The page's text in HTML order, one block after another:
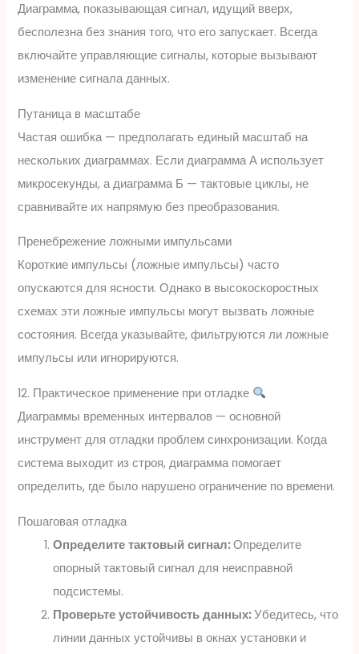
Диаграмма, показывающая сигнал, идущий вверх,
бесполезна без знания того, что его запускает. Всегда
включайте управляющие сигналы, которые вызывают
изменение сигнала данных.
Путаница в масштабе
Частая ошибка — предполагать единый масштаб на
нескольких диаграммах. Если диаграмма А использует
микросекунды, а диаграмма Б — тактовые циклы, не
сравнивайте их напрямую без преобразования.
Пренебрежение ложными импульсами
Короткие импульсы (ложные импульсы) часто
опускаются для ясности. Однако в высокоскоростных
схемах эти ложные импульсы могут вызвать ложные
состояния. Всегда указывайте, фильтруются ли ложные
импульсы или игнорируются.
12. Практическое применение при отладке
Диаграммы временных интервалов — основной
инструмент для отладки проблем синхронизации. Когда
система выходит из строя, диаграмма помогает
определить, где было нарушено ограничение по времени.
Пошаговая отладка
Определите тактовый сигнал:Определите
опорный тактовый сигнал для неисправной
подсистемы.
Проверьте устойчивость данных:Убедитесь, что
линии данных устойчивы в окнах установки и